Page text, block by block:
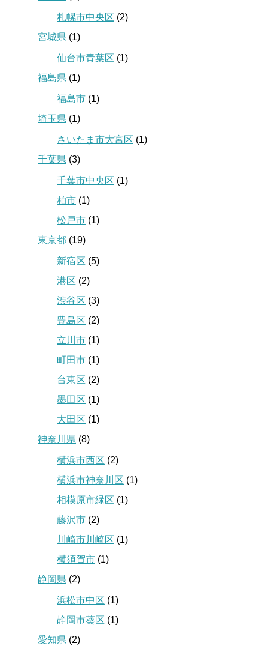
札幌市中央区 (2)
宮城県 (1)
仙台市青葉区 (1)
福島県 (1)
福島市 (1)
埼玉県 (1)
さいたま市大宮区 (1)
千葉県 (3)
千葉市中央区 (1)
柏市 (1)
松戸市 (1)
東京都 (19)
新宿区 (5)
港区 (2)
渋谷区 (3)
豊島区 (2)
立川市 (1)
町田市 (1)
台東区 (2)
墨田区 (1)
大田区 (1)
神奈川県 (8)
横浜市西区 (2)
横浜市神奈川区 (1)
相模原市緑区 (1)
藤沢市 (2)
川崎市川崎区 (1)
横須賀市 (1)
静岡県 (2)
浜松市中区 (1)
静岡市葵区 (1)
愛知県 (2)